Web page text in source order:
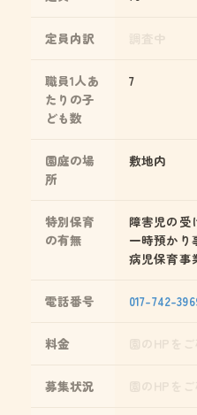
定員内訳
職員1人あ
たりの子
ども数
7
園庭の場
所
敷地内
特別保育
の有無
障害児の受
一時預かり
病児保育事
電話番号 017-742-
料金
募集状況